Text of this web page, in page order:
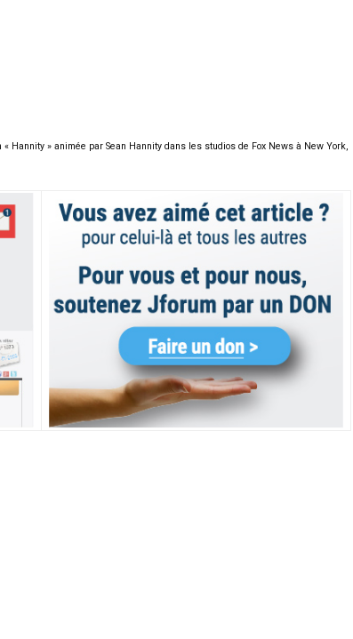
Hannity » animée par Sean Hannity dans les studios de Fox News à New York,